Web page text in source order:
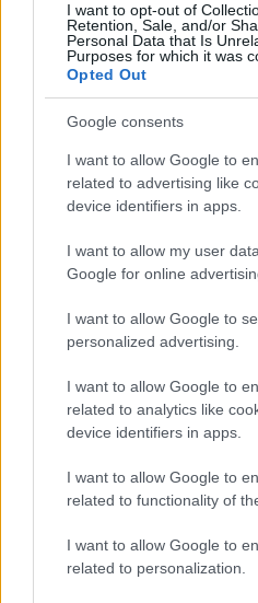
I want to opt-out of
Retention, Sale, and/or
Personal Data that Is
Purposes for which it was
Opted Out
Google consents
I want to allow Google to
related to advertising like
device identifiers in apps.
I want to allow my user
Google for online
I want to allow Google to
personalized advertising.
I want to allow Google to
related to analytics like
device identifiers in apps.
I want to allow Google to
related to functionality of
I want to allow Google to
related to personalization.
El Kazovszkij töredékek - Az
- "A művészet az egész
fölfedezi és értelmezi,
vallás vagy a tudomány.
Ha mitikus a látásmód,
apró részlet része lesz
Valóban, valahogy így is
semmit. Tényleg nagy
halálfélõ.
Pont azért élvezem
pillanat utolsó pillanat. Ez
pillanat utolsó pillanat.
hogy kész, vége, nem
másnap? És az ébredés
rövid ez az élet. Már
meg még rövidebb. Ezért
és nagyon nem bírom a
a halál. Egyszerûen az
akkor nyilván több lesz